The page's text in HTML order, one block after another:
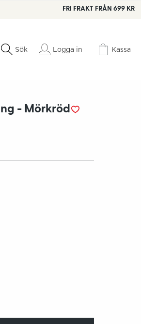
FRI FRAKT FRÅN 699 KR
Sök Logga in Kassa
- Mörkröd